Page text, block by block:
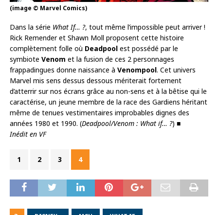
(image © Marvel Comics)
Dans la série What If… ?, tout même l’impossible peut arriver !
Rick Remender et Shawn Moll proposent cette histoire
complètement folle où Deadpool est possédé par le
symbiote Venom et la fusion de ces 2 personnages
frappadingues donne naissance à Venompool. Cet univers
Marvel mis sens dessus dessous mériterait fortement
d’atterrir sur nos écrans grâce au non-sens et à la bêtise qui le
caractérise, un jeune membre de la race des Gardiens héritant
même de tenues vestimentaires improbables dignes des
années 1980 et 1990. (Deadpool/Venom : What if… ?) ■
Inédit en VF
1 2 3 4